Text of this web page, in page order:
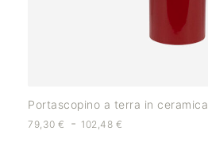
Portascopino a terra in ceramica
79,30 € - 102,48 €